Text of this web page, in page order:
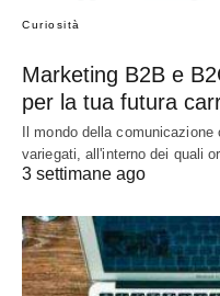
Curiosità
Marketing B2B e
per la tua futura
Il mondo della
variegati, all'interno dei quali
3 settimane ago